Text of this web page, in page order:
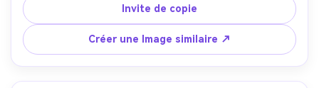
nuageux, éclairage diffusé doux avec des ombres
uniformes, Fujifilm GFX 100S, 110 mm f/2, encadrement
tête et épaules, angle au niveau des yeux, humeur calme
et réfléchie, tons de peau réalistes, haute résolution,
mise au point nette, notation de couleur naturelle- -ar
4:5
Invite de copie
Créer une Image similaire ↗